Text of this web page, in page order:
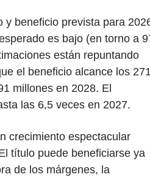
y beneficio prevista para
es bajo (en torno a
están repuntando
el beneficio alcance los 271
millones en 2028. El
las 6,5 veces en 2027.
crecimiento espectacular
título puede beneficiarse ya
de los márgenes, la